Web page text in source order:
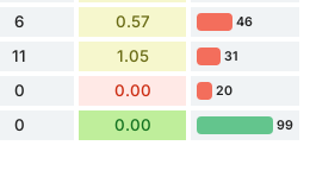
6 0.57 46
11 1.05 31
0 0.00 20
0 0.00 99